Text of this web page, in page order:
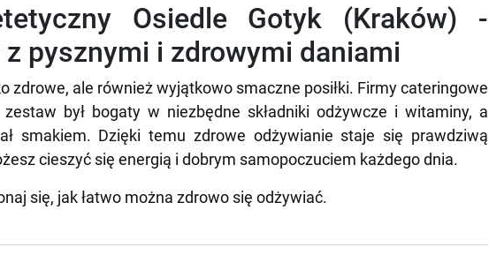
Osiedle Gotyk (Kraków) -
pysznymi i zdrowymi daniami
zdrowe, ale również wyjątkowo smaczne posiłki. Firmy cateringowe
był bogaty w niezbędne składniki odżywcze i witaminy, a
smakiem. Dzięki temu zdrowe odżywianie staje się prawdziwą
cieszyć się energią i dobrym samopoczuciem każdego dnia.
się, jak łatwo można zdrowo się odżywiać.